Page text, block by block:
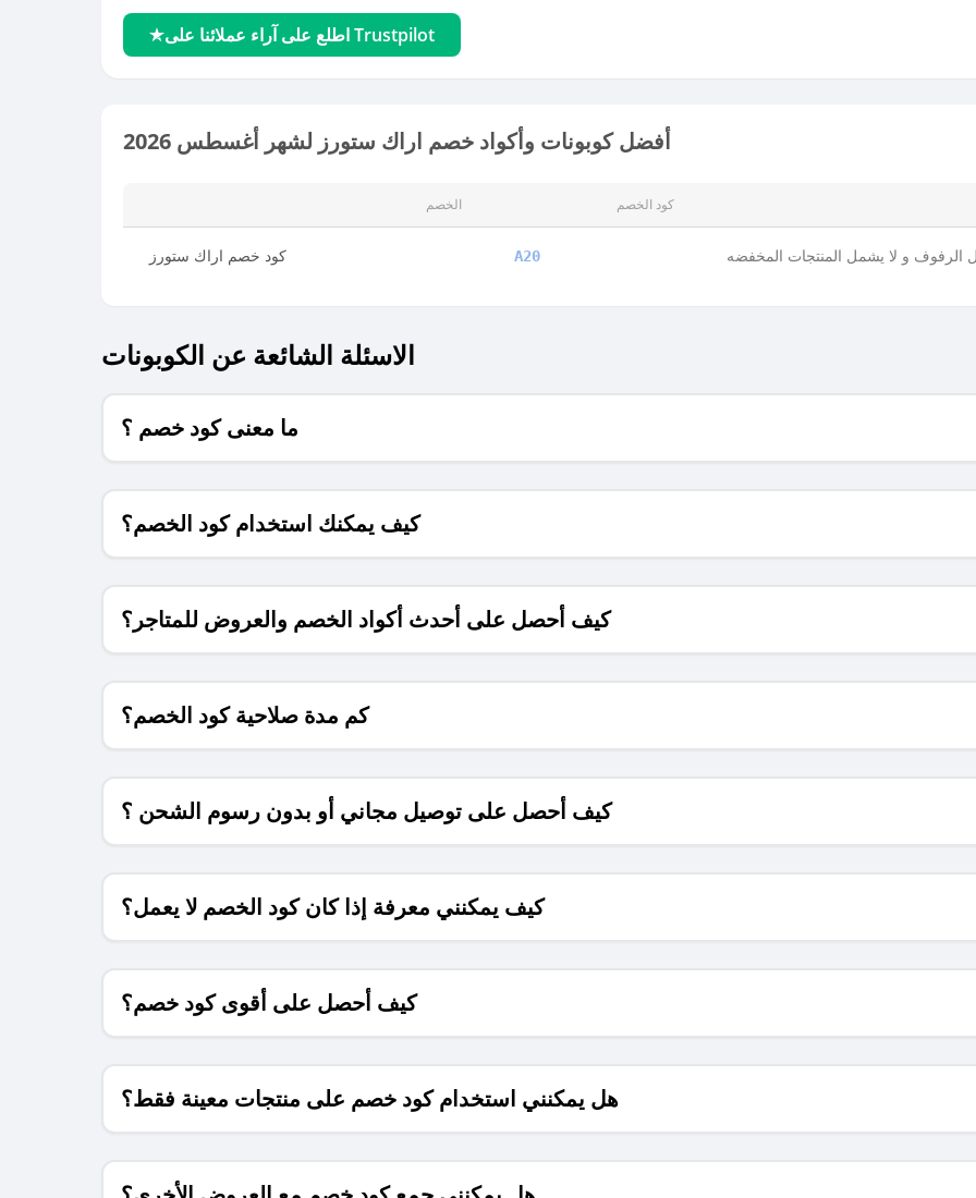
اطلع على آراء عملائنا على Trustpilot
أفضل كوبونات وأكواد خصم اراك ستورز لشهر أغسطس 2026
الخصم كود الخصم
كود خصم اراك ستورز A20 الرفوف و لا يشمل المنتجات المخفضه
الاسئلة الشائعة عن الكوبونات
ما معنى كود خصم ؟
كيف يمكنك استخدام كود الخصم؟
كيف أحصل على أحدث أكواد الخصم والعروض للمتاجر؟
كم مدة صلاحية كود الخصم؟
كيف أحصل على توصيل مجاني أو بدون رسوم الشحن ؟
كيف يمكنني معرفة إذا كان كود الخصم لا يعمل؟
كيف أحصل على أقوى كود خصم؟
هل يمكنني استخدام كود خصم على منتجات معينة فقط؟